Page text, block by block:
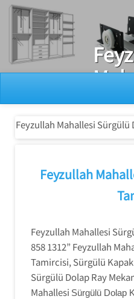
Ray Dolap Tamiri
Feyzullah Mahallesi Sürgülü
Feyzullah
Feyzullah Mahallesi
858 1312” Feyzullah
Tamircisi, Sürgülü Kapak
Sürgülü Dolap Ray
Mahallesi Sürgülü Dolap